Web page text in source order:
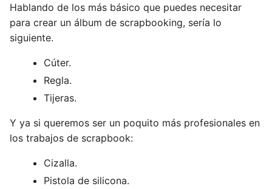
Hablando de los más básico que puedes necesitar
para crear un álbum de scrapbooking, sería lo
siguiente.
Cúter.
Regla.
Tijeras.
Y ya si queremos ser un poquito más profesionales en
los trabajos de scrapbook:
Cizalla.
Pistola de silicona.